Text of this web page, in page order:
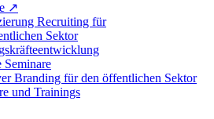
↗
Recruiting für
Sektor
Seminare
Branding für den öffentlichen Sektor
und Trainings